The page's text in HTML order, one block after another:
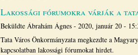
Lakossági fórumokra várják a
Beküldte Ábrahám Ágnes - 2020, január 20 -
Tata Város Önkormányzata megkezdte a
kapcsolatban lakossági fórumokat hirdet.